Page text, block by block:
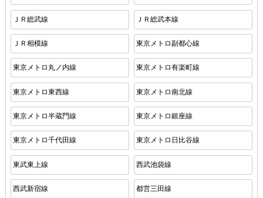
ＪＲ総武線 ＪＲ総武本線
ＪＲ相模線 東京メトロ副都心線
東京メトロ丸ノ内線 東京メトロ有楽町線
東京メトロ東西線 東京メトロ南北線
東京メトロ半蔵門線 東京メトロ銀座線
東京メトロ千代田線 東京メトロ日比谷線
東武東上線 西武池袋線
西武新宿線 都営三田線